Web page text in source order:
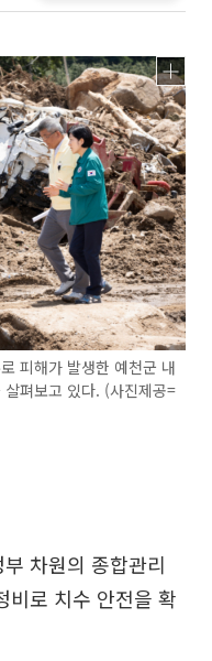
피해가 발생한 예천군 내
펴보고 있다. (사진제공=
차원의 종합관리
비로 치수 안전을 확